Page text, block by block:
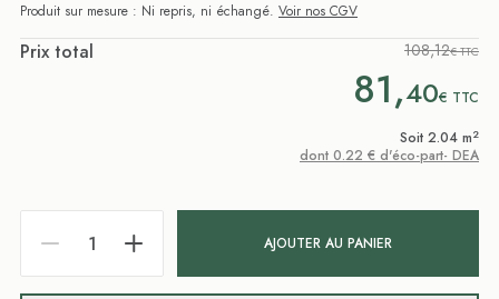
Produit sur mesure : Ni repris, ni échangé. Voir nos CGV
Prix total 108,12€ TTC
81,40€ TTC
Soit 2.04 m2
dont 0.22 € d'éco-part- DEA
AJOUTER AU PANIER